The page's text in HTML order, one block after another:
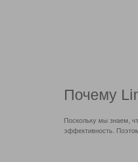
Почему
Поскольку мы знаем,
эффективность.